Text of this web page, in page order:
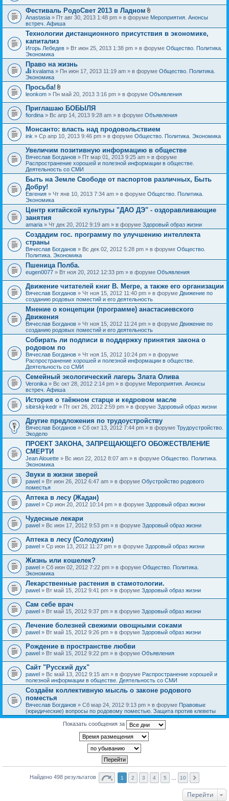
Фестиваль РодоСвет 2013 в Ладном
В
о
ж
н
и
я
Anastasia » Пт авг 30, 2013 1:48 pm » в форуме Мероприятия. Анонсы
встреч. Афиша
Технологии дистанционного присутствия в экономике,
капитализ
Игорь Лебедев » Вт июн 25, 2013 1:38 pm » в форуме Общество. Политика.
Экономика
Право на жизнь
Д
а
н
н
я
т
е
м
а
с
о
д
е
р
ж
и
т
о
п
р
о
с
.
kvalama » Пн июн 17, 2013 11:19 am » в форуме Общество. Политика.
Экономика
Просьба!
В
о
ж
е
н
и
я
leonkom » Пн май 20, 2013 3:16 pm » в форуме Объявления
Приглашаю БОБЫЛЯ
fiordina » Вс апр 14, 2013 9:28 am » в форуме Объявления
Монсанто: власть над продовольствием
ink » Ср апр 10, 2013 9:46 pm » в форуме Общество. Политика. Экономика
Увеличим позитивную информацию в обществе
Вячеслав Богданов » Пт мар 01, 2013 9:25 am » в форуме
Распространение хорошей и полезной информации в обществе.
Деятельность со СМИ
Быть на Земле Свободе от паспортов различных, Быть
Добру!
Евгения » Чт янв 10, 2013 7:34 am » в форуме Общество. Политика.
Экономика
Центр китайской культуры "ДАО ДЭ" - оздоравливающие
занятия
amaria » Чт дек 20, 2012 9:19 am » в форуме Здоровый образ жизни
Создадим гос. программу по улучшению интеллекта
страны
Вячеслав Богданов » Вс дек 02, 2012 5:28 pm » в форуме Общество.
Политика. Экономика
Пшеница Полба.
eugen0077 » Вт ноя 20, 2012 12:33 pm » в форуме Объявления
Движение читателей книг В. Мегре, а также его организации
Вячеслав Богданов » Чт ноя 15, 2012 11:40 pm » в форуме Движение по
созданию родовых поместий и его деятельность
Мнение о концепции (программе) анастасиевского
Движения
Вячеслав Богданов » Чт ноя 15, 2012 11:24 pm » в форуме Движение по
созданию родовых поместий и его деятельность
Собирать ли подписи в поддержку принятия закона о
родовом по
Вячеслав Богданов » Чт ноя 15, 2012 10:24 pm » в форуме
Распространение хорошей и полезной информации в обществе.
Деятельность со СМИ
Семейный экологический лагерь Злата Олива
Veronika » Вс окт 28, 2012 2:14 pm » в форуме Мероприятия. Анонсы
встреч. Афиша
История о таёжном старце и кедровом масле
sibirskij-kedr » Пт окт 26, 2012 2:59 pm » в форуме Здоровый образ жизни
Другие предложения по трудоустройству
Вячеслав Богданов » Сб окт 13, 2012 7:44 pm » в форуме Трудоустройство.
Экодело
ПРОЕКТ ЗАКОНА, ЗАПРЕЩАЮЩЕГО ОБОЖЕСТВЛЕНИЕ
СМЕРТИ
Jean Alouette » Вс июл 22, 2012 8:07 am » в форуме Общество. Политика.
Экономика
Звуки в жизни зверей
pawel » Вт июн 26, 2012 6:47 am » в форуме Обустройство родового
поместья
Аптека в лесу (Жадан)
pawel » Ср июн 20, 2012 10:14 pm » в форуме Здоровый образ жизни
Чудесные лекари
pawel » Вс июн 17, 2012 9:53 pm » в форуме Здоровый образ жизни
Аптека в лесу (Солодухин)
pawel » Ср июн 13, 2012 11:27 pm » в форуме Здоровый образ жизни
Жизнь или кошелек?
pawel » Сб июн 02, 2012 7:22 pm » в форуме Общество. Политика.
Экономика
Лекарственные растения в стамотологии.
pawel » Вт май 15, 2012 9:41 pm » в форуме Здоровый образ жизни
Сам себе врач
pawel » Вт май 15, 2012 9:37 pm » в форуме Здоровый образ жизни
Лечение болезней свежими овощными соками
pawel » Вт май 15, 2012 9:26 pm » в форуме Здоровый образ жизни
Рождение в пространстве любви
pawel » Вт май 15, 2012 9:22 pm » в форуме Объявления
Сайт "Русский дух"
pawel » Вс май 13, 2012 9:15 am » в форуме Распространение хорошей и
полезной информации в обществе. Деятельность со СМИ
Создаём коллективную мысль о законе родового
поместья
Вячеслав Богданов » Сб мар 24, 2012 9:13 pm » в форуме Правовые
(юридические) вопросы по родовому поместью. Защита против клеветы
Показать сообщения за
Найдено 498 результатов 1 2 3 4 5 10
Перейти